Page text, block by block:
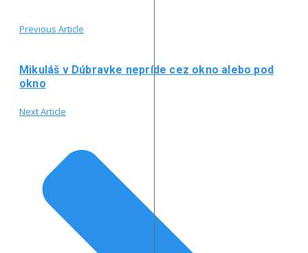
Previous Article
Mikuláš v Dúbravke nepríde cez okno alebo pod
okno
Next Article